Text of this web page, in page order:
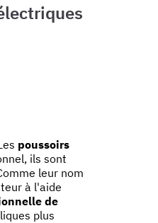
poussoirs
ils sont
leur nom
à l'aide
de
plus